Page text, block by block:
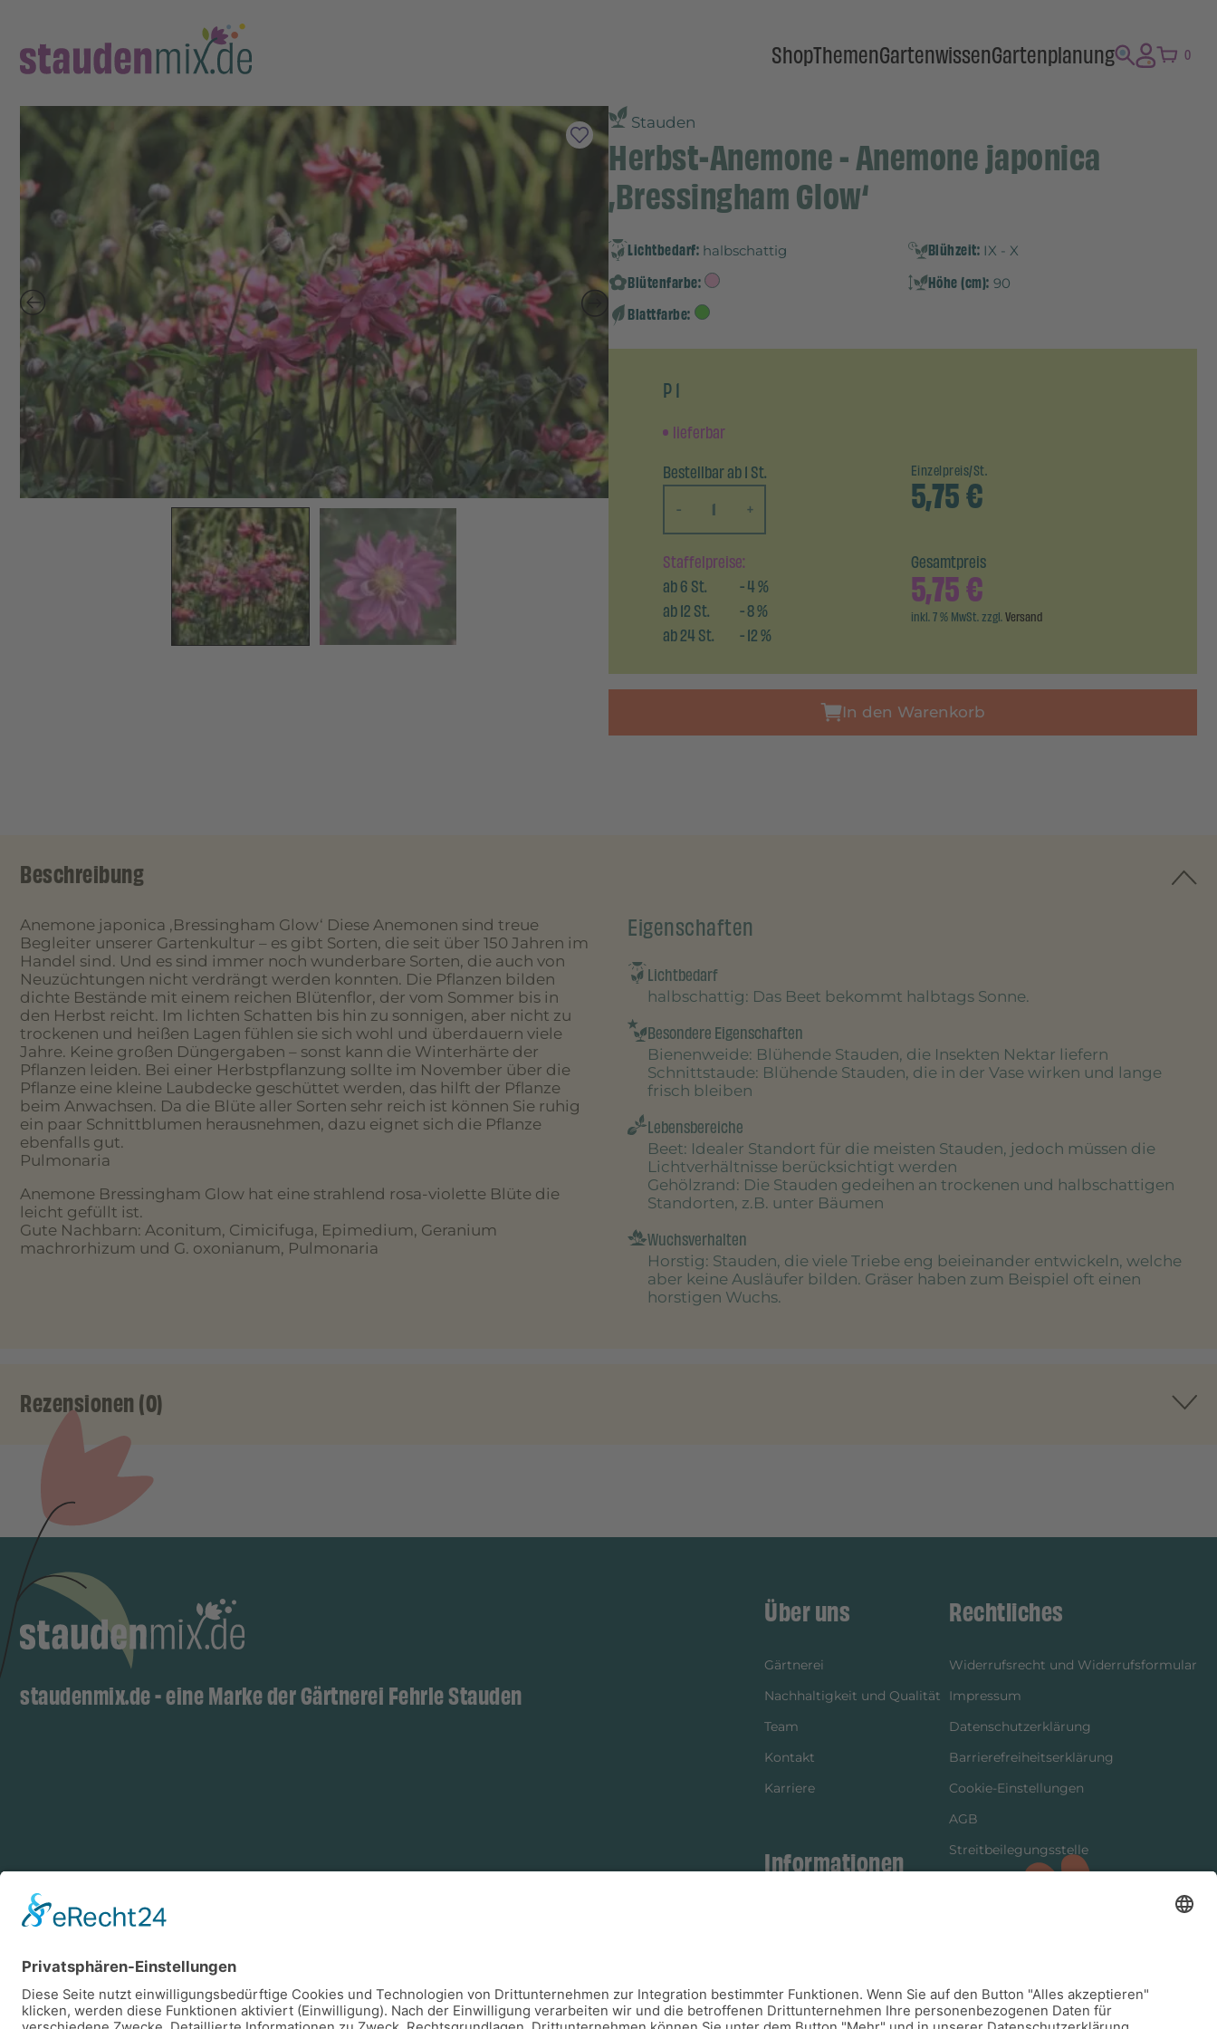
ShopThemenGartenwissenGartenplanung 0
Stauden
Herbst-Anemone - Anemone japonica
‚Bressingham Glow‘
Lichtbedarf: halbschattig Blühzeit: IX - X
Blütenfarbe: Höhe (cm): 90
Blattfarbe:
P 1
lieferbar
Bestellbar ab 1 St.
-
+
Einzelpreis/St.
5,75€
Staffelpreise:
ab6St. -4%
ab12St. -8%
ab24St. -12%
Gesamtpreis
5,75€
inkl. 7 % MwSt. zzgl.Versand
In den Warenkorb
Beschreibung
Anemone japonica ‚Bressingham Glow‘ Diese Anemonen sind treue
Begleiter unserer Gartenkultur – es gibt Sorten, die seit über 150 Jahren im
Handel sind. Und es sind immer noch wunderbare Sorten, die auch von
Neuzüchtungen nicht verdrängt werden konnten. Die Pflanzen bilden
dichte Bestände mit einem reichen Blütenflor, der vom Sommer bis in
den Herbst reicht. Im lichten Schatten bis hin zu sonnigen, aber nicht zu
trockenen und heißen Lagen fühlen sie sich wohl und überdauern viele
Jahre. Keine großen Düngergaben – sonst kann die Winterhärte der
Pflanzen leiden. Bei einer Herbstpflanzung sollte im November über die
Pflanze eine kleine Laubdecke geschüttet werden, das hilft der Pflanze
beim Anwachsen. Da die Blüte aller Sorten sehr reich ist können Sie ruhig
ein paar Schnittblumen herausnehmen, dazu eignet sich die Pflanze
ebenfalls gut.
Pulmonaria
Anemone Bressingham Glow hat eine strahlend rosa-violette Blüte die
leicht gefüllt ist.
Gute Nachbarn: Aconitum, Cimicifuga, Epimedium, Geranium
machrorhizum und G. oxonianum, Pulmonaria
Eigenschaften
Lichtbedarf
halbschattig: Das Beet bekommt halbtags Sonne.
Besondere Eigenschaften
Bienenweide: Blühende Stauden, die Insekten Nektar liefern
Schnittstaude: Blühende Stauden, die in der Vase wirken und lange
frisch bleiben
Lebensbereiche
Beet: Idealer Standort für die meisten Stauden, jedoch müssen die
Lichtverhältnisse berücksichtigt werden
Gehölzrand: Die Stauden gedeihen an trockenen und halbschattigen
Standorten, z.B. unter Bäumen
Wuchsverhalten
Horstig: Stauden, die viele Triebe eng beieinander entwickeln, welche
aber keine Ausläufer bilden. Gräser haben zum Beispiel oft einen
horstigen Wuchs.
Rezensionen (0)
staudenmix.de - eine Marke der Gärtnerei Fehrle Stauden
Zahlungsarten
Vorkasse Rechnung
Über uns
Gärtnerei
Nachhaltigkeit und Qualität
Team
Kontakt
Karriere
Informationen
Versandinformationen
Rechtliches
Widerrufsrecht und Widerrufsformular
Impressum
Datenschutzerklärung
Barrierefreiheitserklärung
Cookie-Einstellungen
AGB
Streitbeilegungsstelle